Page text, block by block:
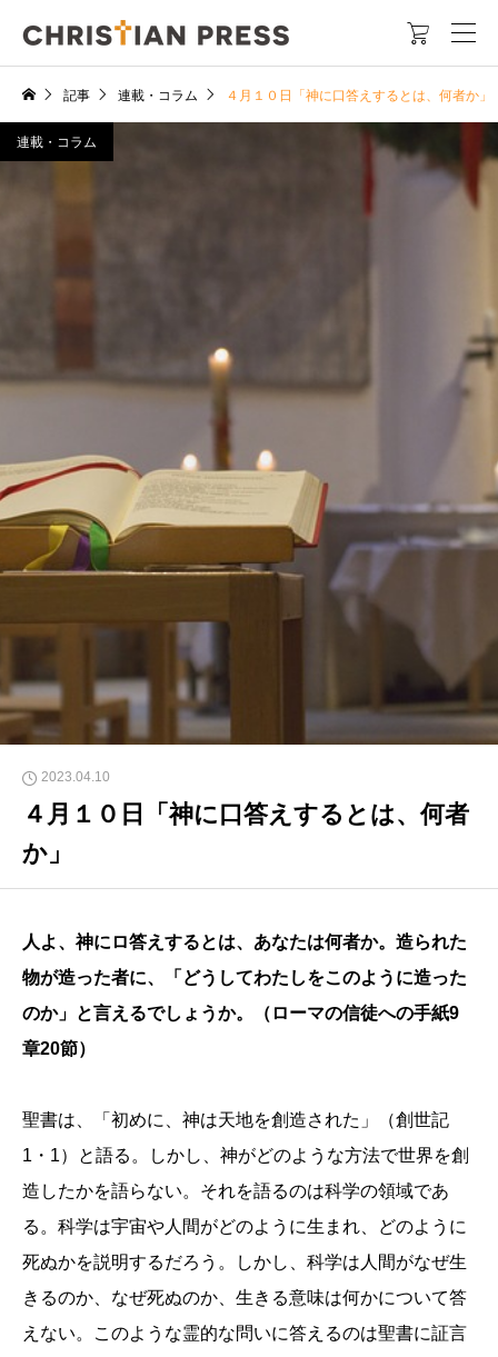

記事 連載・コラム ４月１０日「神に口答えするとは、何者か」
連載・コラム
2023.04.10
４月１０日「神に口答えするとは、何者
か」
人よ、神にロ答えするとは、あなたは何者か。造られた
物が造った者に、「どうしてわたしをこのように造った
のか」と言えるでしょうか。（ローマの信徒への手紙9
章20節）
聖書は、「初めに、神は天地を創造された」（創世記
1・1）と語る。しかし、神がどのような方法で世界を創
造したかを語らない。それを語るのは科学の領域であ
る。科学は宇宙や人間がどのように生まれ、どのように
死ぬかを説明するだろう。しかし、科学は人間がなぜ生
きるのか、なぜ死ぬのか、生きる意味は何かについて答
えない。このような霊的な問いに答えるのは聖書に証言